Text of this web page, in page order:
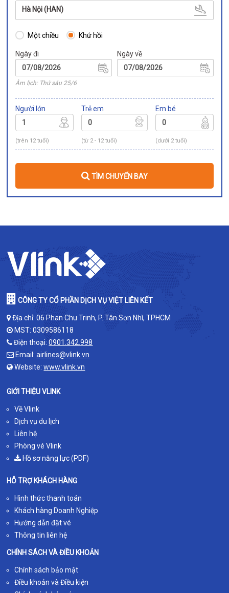
Hà Nội (HAN)
Một chiều Khứ hồi
Ngày đi
Âm lịch: Thứ sáu 25/6
Ngày về
Người lớn
(trên 12 tuổi)
Trẻ em
(từ 2 - 12 tuổi)
Em bé
(dưới 2 tuổi)
TÌM CHUYẾN BAY
CÔNG TY CỔ PHẦN DỊCH VỤ VIỆT LIÊN KẾT
Địa chỉ: 06 Phan Chu Trinh, P. Tân Sơn Nhì, TPHCM
MST: 0309586118
Điện thoại:0901.342.998
Email:airlines@vlink.vn
Website:www.vlink.vn
GIỚI THIỆU VLINK
Về Vlink
Dịch vụ du lịch
Liên hệ
Phòng vé Vlink
Hồ sơ năng lực (PDF)
HỖ TRỢ KHÁCH HÀNG
Hình thức thanh toán
Khách hàng Doanh Nghiệp
Hướng dẫn đặt vé
Thông tin liên hệ
CHÍNH SÁCH VÀ ĐIỀU KHOẢN
Chính sách bảo mật
Điều khoản và Điều kiện